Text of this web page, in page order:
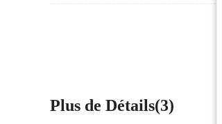
Plus de Détails(3)